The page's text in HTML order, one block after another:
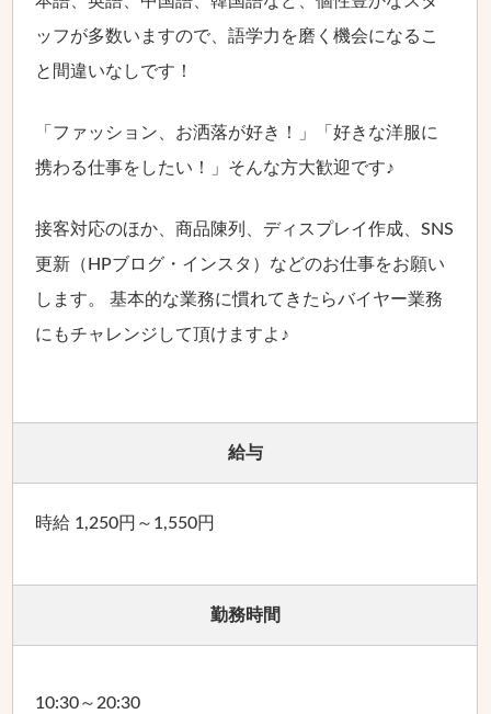
ッフが多数いますので、語学力を磨く機会になるこ
と間違いなしです！
「ファッション、お洒落が好き！」「好きな洋服に
携わる仕事をしたい！」そんな方大歓迎です♪
接客対応のほか、商品陳列、ディスプレイ作成、SNS
更新（HPブログ・インスタ）などのお仕事をお願い
します。 基本的な業務に慣れてきたらバイヤー業務
にもチャレンジして頂けますよ♪
給与
時給 1,250円～1,550円
勤務時間
10:30～20:30